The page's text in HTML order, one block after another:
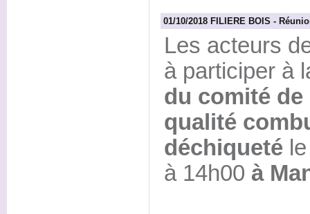
01/10/2018 FILIERE BOIS -
Les acteurs
à participer à
du comité
qualité
déchiquetéle
à 14h00 à